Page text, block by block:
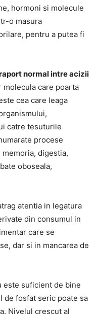
hormoni si molecule
o masura
pentru a putea fi
normal intre acizii
molecula care poarta
cea care leaga
catre tesuturile
procese
digestia,
oboseala,
atentia in legatura
din consumul in
care se
dar si in mancarea de
este suficient de bine
de fosfat seric poate sa
Nivelul crescut al